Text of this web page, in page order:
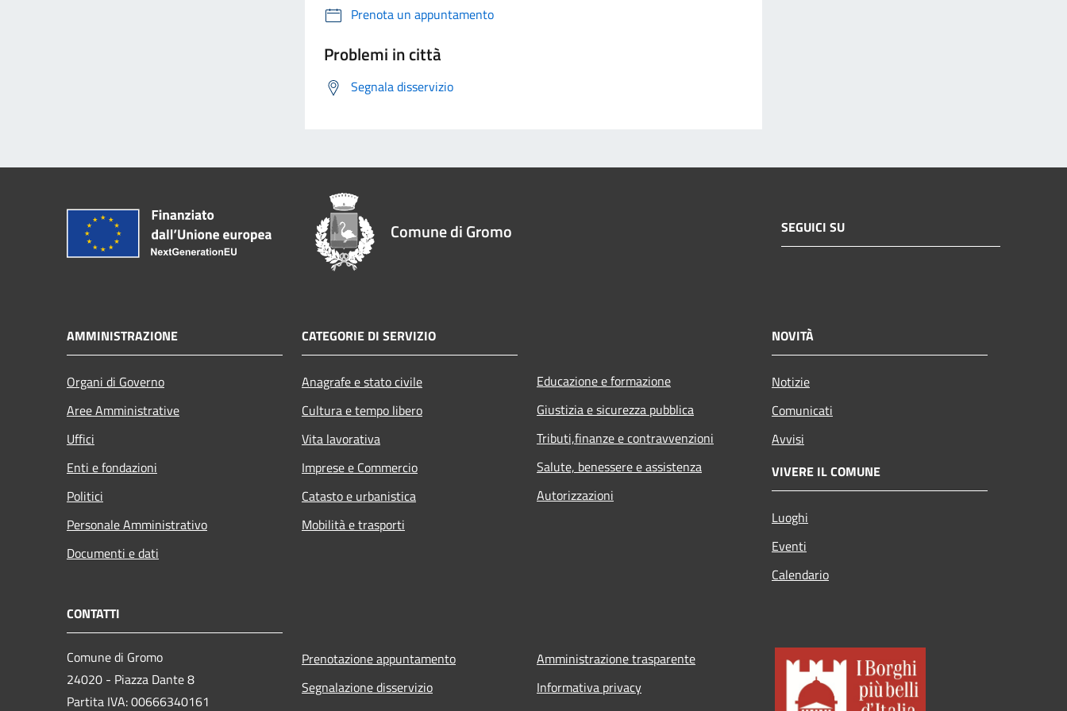
Prenota un appuntamento
Problemi in città
Segnala disservizio
Comune di Gromo SEGUICI SU
AMMINISTRAZIONE
Organi di Governo
Aree Amministrative
Uffici
Enti e fondazioni
Politici
Personale Amministrativo
Documenti e dati
CATEGORIE DI SERVIZIO
Anagrafe e stato civile
Cultura e tempo libero
Vita lavorativa
Imprese e Commercio
Catasto e urbanistica
Mobilità e trasporti
Educazione e formazione
Giustizia e sicurezza pubblica
Tributi,finanze e contravvenzioni
Salute, benessere e assistenza
Autorizzazioni
NOVITÀ
Notizie
Comunicati
Avvisi
VIVERE IL COMUNE
Luoghi
Eventi
Calendario
CONTATTI
Comune di Gromo
24020 - Piazza Dante 8
Partita IVA: 00666340161
Prenotazione appuntamento
Segnalazione disservizio
Amministrazione trasparente
Informativa privacy